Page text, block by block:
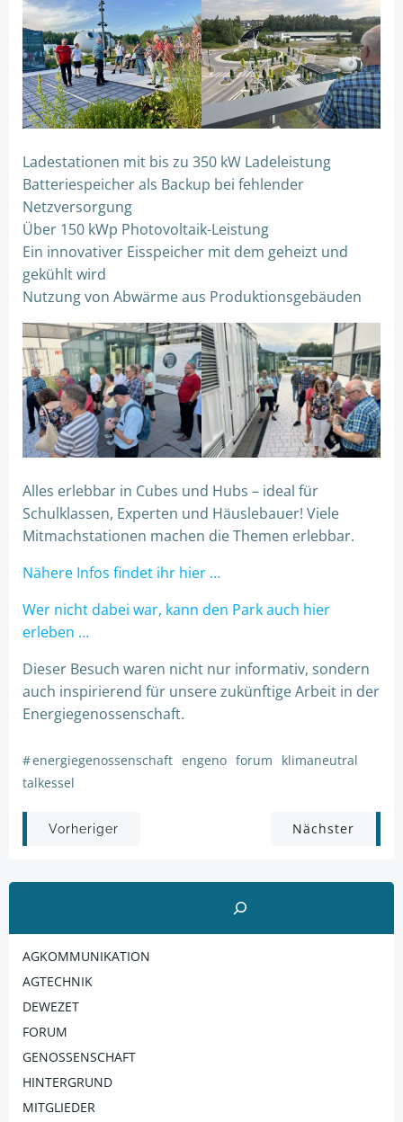
Ladestationen mit bis zu 350 kW Ladeleistung
Batteriespeicher als Backup bei fehlender
Netzversorgung
Über 150 kWp Photovoltaik-Leistung
Ein innovativer Eisspeicher mit dem geheizt und
gekühlt wird
Nutzung von Abwärme aus Produktionsgebäuden
Alles erlebbar in Cubes und Hubs – ideal für
Schulklassen, Experten und Häuslebauer! Viele
Mitmachstationen machen die Themen erlebbar.
Nähere Infos findet ihr hier …
Wer nicht dabei war, kann den Park auch hier
erleben …
Dieser Besuch waren nicht nur informativ, sondern
auch inspirierend für unsere zukünftige Arbeit in der
Energiegenossenschaft.
#energiegenossenschaft engeno forum
klimaneutral
talkessel
Post
navigation
Vorheriger
navigation
Nächster
Suchen
AGKOMMUNIKATION
AGTECHNIK
DEWEZET
FORUM
GENOSSENSCHAFT
HINTERGRUND
MITGLIEDER